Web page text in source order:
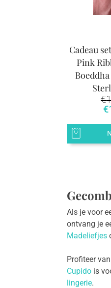
Cadeau
Pink
€
€
Als je voor
ontvang je
Madeliefjes
Profiteer
Cupidois
lingerie.